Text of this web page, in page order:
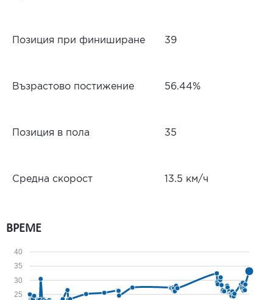
Позиция при финиширане 39
Възрастово постижение 56.44%
Позиция в пола 35
Средна скорост 13.5 км/ч
ВРЕМЕ
25
30
35
40